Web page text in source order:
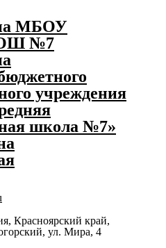
МБОУ
№7
учреждения
школа №7»
Красноярский край,
ул. Мира, 4